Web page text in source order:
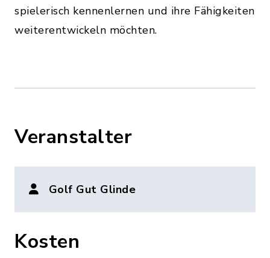
spielerisch kennenlernen und ihre Fähigkeiten
weiterentwickeln möchten.
Veranstalter
Golf Gut Glinde
Kosten